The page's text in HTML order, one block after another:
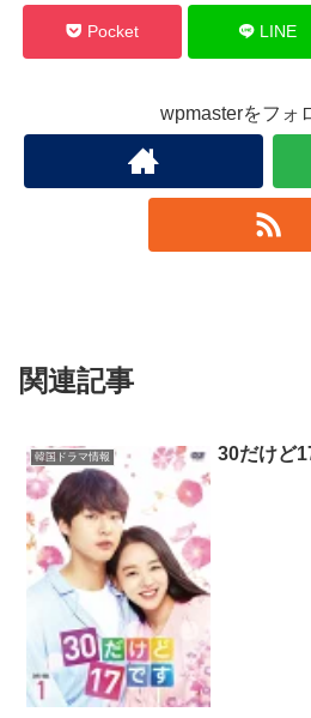
Pocket LINE
wpmasterをフォ
関連記事
韓国ドラマ情報 30だけど